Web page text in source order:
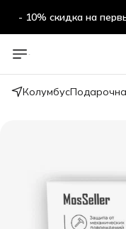
- 10% скидка на
Колумбус